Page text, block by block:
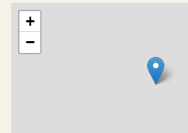
Map showing the location of
+
−